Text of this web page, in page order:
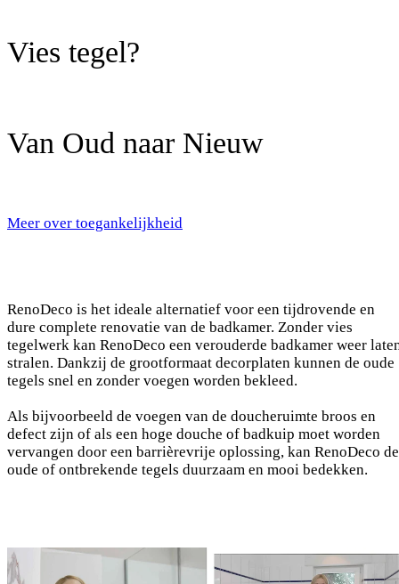
Vies tegel?
Van Oud naar Nieuw
Meer over toegankelijkheid
RenoDeco is het ideale alternatief voor een tijdrovende en
dure complete renovatie van de badkamer. Zonder vies
tegelwerk kan RenoDeco een verouderde badkamer weer
stralen. Dankzij de grootformaat decorplaten kunnen de oude
tegels snel en zonder voegen worden bekleed.
Als bijvoorbeeld de voegen van de doucheruimte broos en
defect zijn of als een hoge douche of badkuip moet worden
vervangen door een barrièrevrije oplossing, kan RenoDeco de
oude of ontbrekende tegels duurzaam en mooi bedekken.